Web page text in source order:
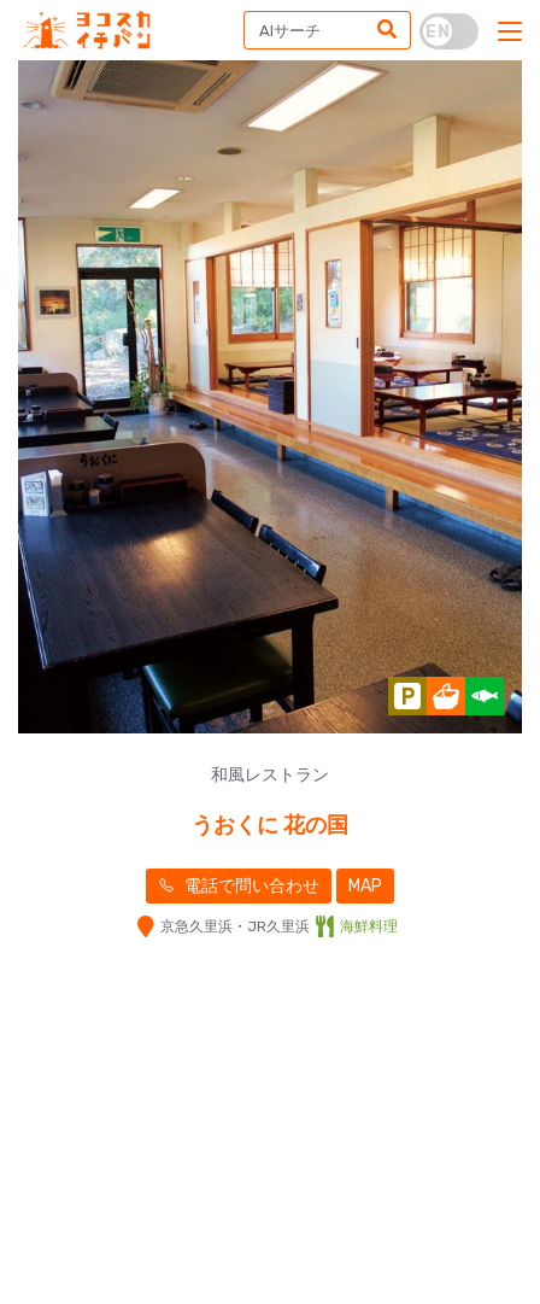
和風レストラン
うおくに 花の国
電話で問い合わせ MAP
京急久里浜・JR久里浜 海鮮料理